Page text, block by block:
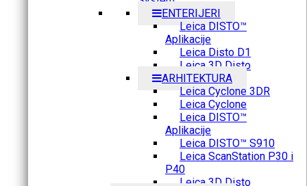
ENTERIJERI
Leica DISTO™
Aplikacije
Leica Disto D1
Leica 3D Disto
ARHITEKTURA
Leica Cyclone 3DR
Leica Cyclone
Leica DISTO™
Aplikacije
Leica DISTO™ S910
Leica ScanStation P30 i
P40
Leica 3D Disto